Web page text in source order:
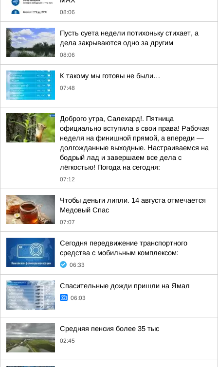
08:06
Пусть суета недели потихоньку стихает, а
дела закрываются одно за другим
08:06
К такому мы готовы не были…
07:48
Доброго утра, Салехард!. Пятница
официально вступила в свои права! Рабочая
неделя на финишной прямой, а впереди —
долгожданные выходные. Настраиваемся на
бодрый лад и завершаем все дела с
лёгкостью! Погода на сегодня:
07:12
Чтобы деньги липли. 14 августа отмечается
Медовый Спас
07:07
Сегодня передвижение транспортного
средства с мобильным комплексом:
06:33
Спасительные дожди пришли на Ямал
06:03
Средняя пенсия более 35 тыс
02:45